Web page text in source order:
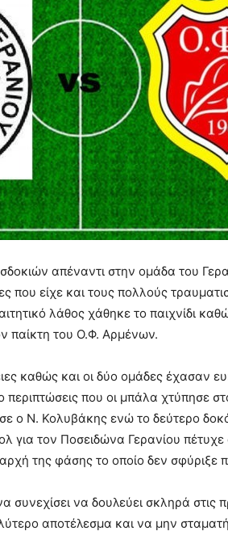
απέναντι στην ομάδα του
που είχε και τους πολλούς
λάθος χάθηκε το παιχνίδι
παίκτη του Ο.Φ. Αρμένων.
καθώς και οι δύο ομάδες έχασαν
που οι μπάλα χτύπησε
ο Ν. Κολυβάκης ενώ το δεύτερο
για τον Ποσειδώνα Γερανίου
της φάσης το οποίο δεν σφύριξε
να δουλεύει σκληρά στις
αποτέλεσμα και να μην